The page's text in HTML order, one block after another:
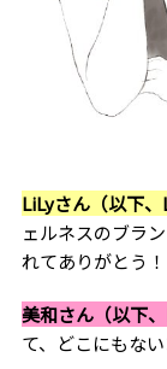
LiLyさん（以下、L
ェルネスのブラ
れてありがとう！
美和さん（以下、
て、どこにもな